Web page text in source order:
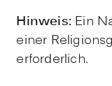
Hinweis: Ein
einer
erforderlich.